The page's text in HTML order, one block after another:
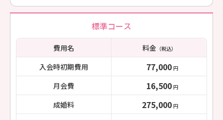
標準コース
費用名 料金（税込）
入会時初期費用 77,000 円
月会費 16,500 円
成婚料 275,000 円